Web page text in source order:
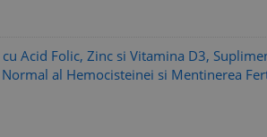
cu Acid Folic, Zinc si Vitamina D3,
al Hemocisteinei si Mentinerea